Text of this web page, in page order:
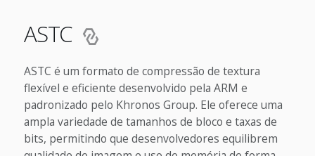
ASTC
ASTC é um formato de compressão de textura
flexível e eficiente desenvolvido pela ARM e
padronizado pelo Khronos Group. Ele oferece uma
ampla variedade de tamanhos de bloco e taxas de
bits, permitindo que desenvolvedores equilibrem